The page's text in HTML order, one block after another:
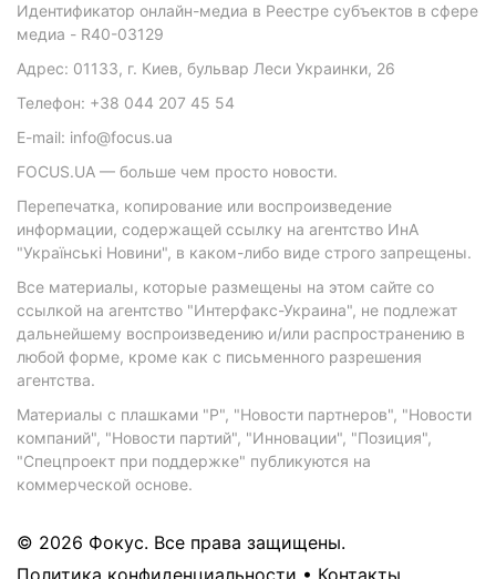
Идентификатор онлайн-медиа в Реестре субъектов в сфере
медиа - R40-03129
Адрес: 01133, г. Киев, бульвар Леси Украинки, 26
Телефон: +38 044 207 45 54
E-mail: info@focus.ua
FOCUS.UA — больше чем просто новости.
Перепечатка, копирование или воспроизведение
информации, содержащей ссылку на агентство ИнА
"Українські Новини", в каком-либо виде строго запрещены.
Все материалы, которые размещены на этом сайте со
ссылкой на агентство "Интерфакс-Украина", не подлежат
дальнейшему воспроизведению и/или распространению в
любой форме, кроме как с письменного разрешения
агентства.
Материалы с плашками "Р", "Новости партнеров", "Новости
компаний", "Новости партий", "Инновации", "Позиция",
"Спецпроект при поддержке" публикуются на
коммерческой основе.
© 2026 Фокус. Все права защищены.
Политика конфиденциальности • Контакты